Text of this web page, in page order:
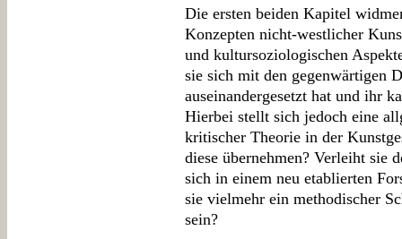
Die ersten beiden Kapitel
Konzepten nicht-westlicher
und kultursoziologischen
sie sich mit den gegenwärtigen
auseinandergesetzt hat und ihr
Hierbei stellt sich jedoch eine
kritischer Theorie in der
diese übernehmen? Verleiht sie
sich in einem neu etablierten
sie vielmehr ein methodischer
sein?